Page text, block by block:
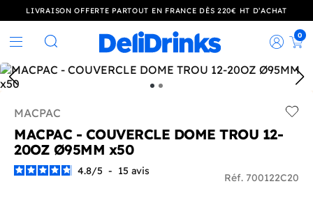
LIVRAISON OFFERTE PARTOUT EN FRANCE DÈS 220€ HT D’ACHAT
Rechercher
0
MACPAC
MACPAC - COUVERCLE DOME TROU 12-
20OZ Ø95MM x50
4.8/5 - 15 avis
Réf. 700122C20